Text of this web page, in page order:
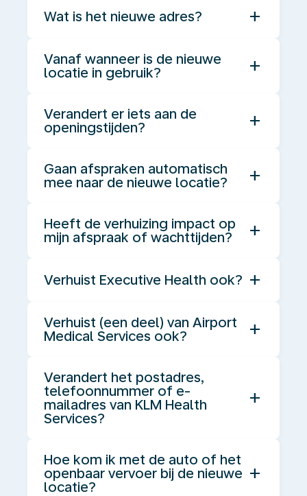
Wat is het nieuwe adres? add
Vanaf wanneer is de nieuwe
locatie in gebruik?
add
Verandert er iets aan de
openingstijden?
add
Gaan afspraken automatisch
mee naar de nieuwe locatie?
add
Heeft de verhuizing impact op
mijn afspraak of wachttijden?
add
Verhuist Executive Health ook? add
Verhuist (een deel) van Airport
Medical Services ook?
add
Verandert het postadres,
telefoonnummer of e-
mailadres van KLM Health
Services?
add
Hoe kom ik met de auto of het
openbaar vervoer bij de nieuwe
locatie?
add